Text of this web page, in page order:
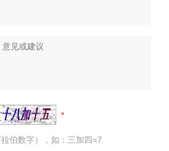
伯数字），如：三加四=7